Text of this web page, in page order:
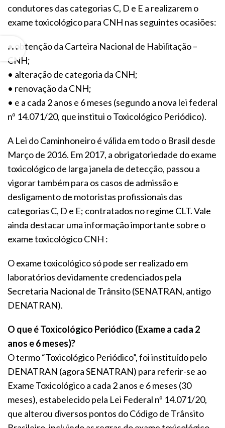
condutores das categorias C, D e E a realizarem o
exame toxicológico para CNH nas seguintes ocasiões:
• obtenção da Carteira Nacional de Habilitação –
CNH;
• alteração de categoria da CNH;
• renovação da CNH;
• e a cada 2 anos e 6 meses (segundo a nova lei federal
nº 14.071/20, que institui o Toxicológico Periódico).
A Lei do Caminhoneiro é válida em todo o Brasil desde
Março de 2016. Em 2017, a obrigatoriedade do exame
toxicológico de larga janela de detecção, passou a
vigorar também para os casos de admissão e
desligamento de motoristas profissionais das
categorias C, D e E; contratados no regime CLT. Vale
ainda destacar uma informação importante sobre o
exame toxicológico CNH :
O exame toxicológico só pode ser realizado em
laboratórios devidamente credenciados pela
Secretaria Nacional de Trânsito (SENATRAN, antigo
DENATRAN).
O que é Toxicológico Periódico (Exame a cada 2
anos e 6 meses)?
O termo “Toxicológico Periódico”, foi instituído pelo
DENATRAN (agora SENATRAN) para referir-se ao
Exame Toxicológico a cada 2 anos e 6 meses (30
meses), estabelecido pela Lei Federal nº 14.071/20,
que alterou diversos pontos do Código de Trânsito